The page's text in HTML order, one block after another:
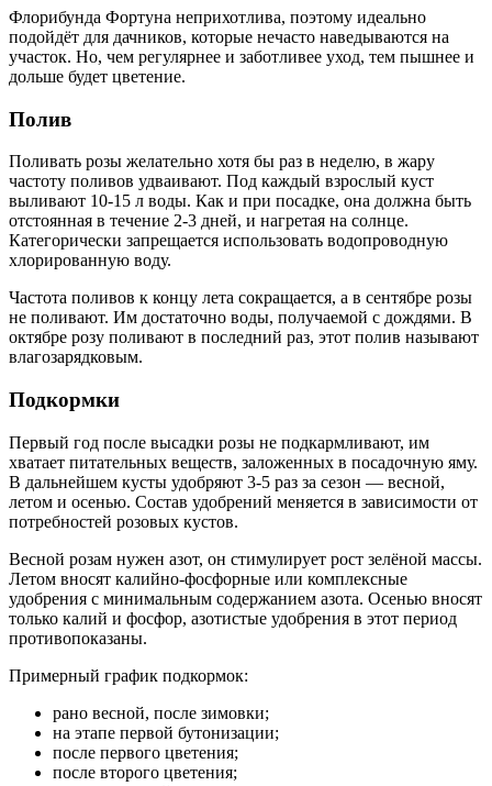
Флорибунда Фортуна неприхотлива, поэтому идеально
подойдёт для дачников, которые нечасто наведываются на
участок. Но, чем регулярнее и заботливее уход, тем пышнее и
дольше будет цветение.
Полив
Поливать розы желательно хотя бы раз в неделю, в жару
частоту поливов удваивают. Под каждый взрослый куст
выливают 10-15 л воды. Как и при посадке, она должна быть
отстоянная в течение 2-3 дней, и нагретая на солнце.
Категорически запрещается использовать водопроводную
хлорированную воду.
Частота поливов к концу лета сокращается, а в сентябре розы
не поливают. Им достаточно воды, получаемой с дождями. В
октябре розу поливают в последний раз, этот полив называют
влагозарядковым.
Подкормки
Первый год после высадки розы не подкармливают, им
хватает питательных веществ, заложенных в посадочную яму.
В дальнейшем кусты удобряют 3-5 раз за сезон — весной,
летом и осенью. Состав удобрений меняется в зависимости от
потребностей розовых кустов.
Весной розам нужен азот, он стимулирует рост зелёной массы.
Летом вносят калийно-фосфорные или комплексные
удобрения с минимальным содержанием азота. Осенью вносят
только калий и фосфор, азотистые удобрения в этот период
противопоказаны.
Примерный график подкормок:
рано весной, после зимовки;
на этапе первой бутонизации;
после первого цветения;
после второго цветения;